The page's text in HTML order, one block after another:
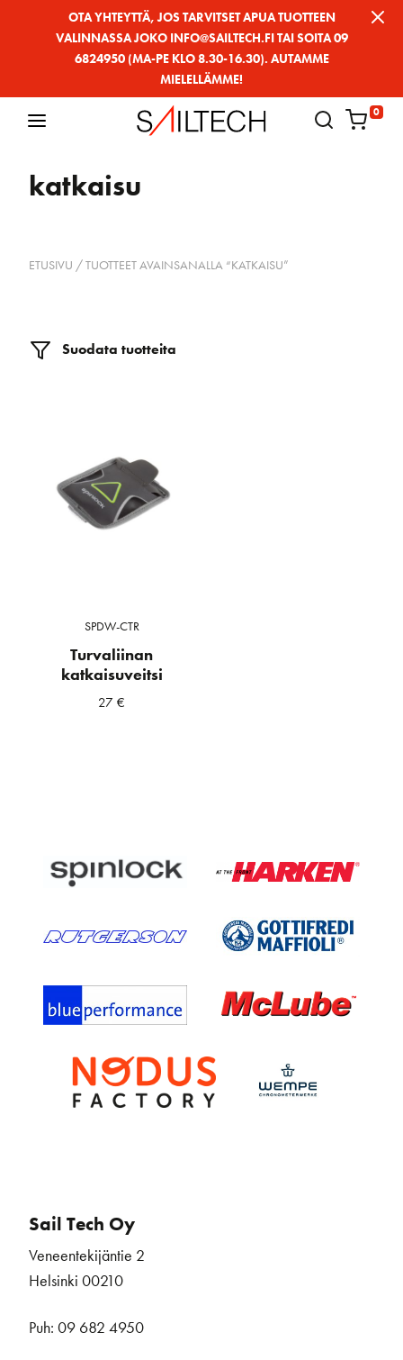
OTA YHTEYTTÄ, JOS TARVITSET APUA TUOTTEEN
VALINNASSA JOKO INFO@SAILTECH.FI TAI SOITA 09
6824950 (MA-PE KLO 8.30-16.30). AUTAMME
MIELELLÄMME!
0
katkaisu
ETUSIVU / TUOTTEET AVAINSANALLA “KATKAISU”
Suodata tuotteita
SPDW-CTR
Turvaliinan
katkaisuveitsi
27€
Sail Tech Oy
Veneentekijäntie 2
Helsinki 00210
Puh: 09 682 4950